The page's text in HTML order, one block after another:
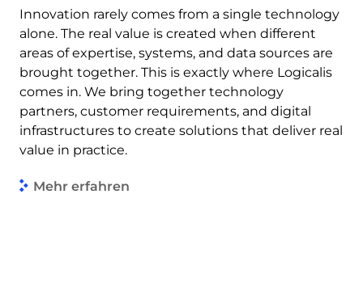
Innovation rarely comes from a single technology
alone. The real value is created when different
areas of expertise, systems, and data sources are
brought together. This is exactly where Logicalis
comes in. We bring together technology
partners, customer requirements, and digital
infrastructures to create solutions that deliver real
value in practice.
Mehr erfahren